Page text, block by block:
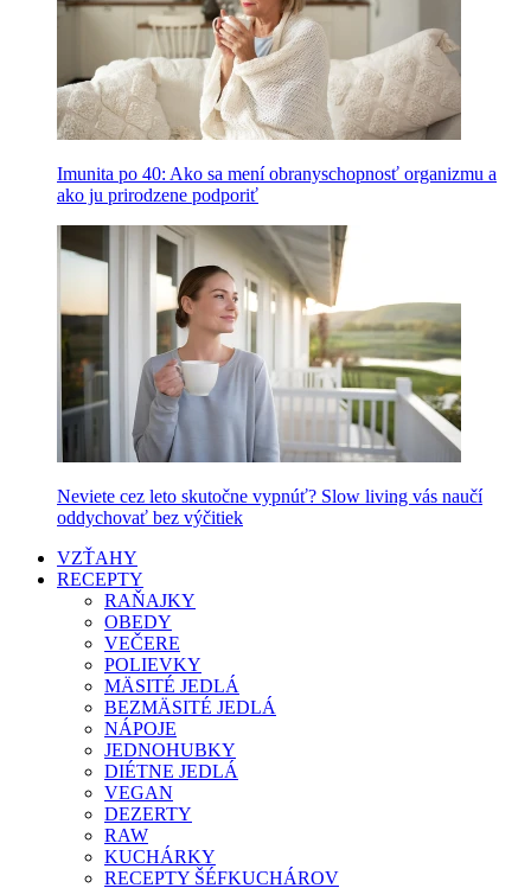
Imunita po 40: Ako sa mení obranyschopnosť organizmu a
ako ju prirodzene podporiť
Neviete cez leto skutočne vypnúť? Slow living vás naučí
oddychovať bez výčitiek
VZŤAHY
RECEPTY
RAŇAJKY
OBEDY
VEČERE
POLIEVKY
MÄSITÉ JEDLÁ
BEZMÄSITÉ JEDLÁ
NÁPOJE
JEDNOHUBKY
DIÉTNE JEDLÁ
VEGAN
DEZERTY
RAW
KUCHÁRKY
RECEPTY ŠÉFKUCHÁROV